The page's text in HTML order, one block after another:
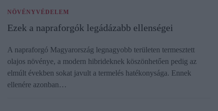
NÖVÉNYVÉDELEM
Ezek a napraforgók legádázabb ellenségei
A napraforgó Magyarország legnagyobb területen termesztett
olajos növénye, a modern hibrideknek köszönhetően pedig az
elmúlt években sokat javult a termelés hatékonysága. Ennek
ellenére azonban…